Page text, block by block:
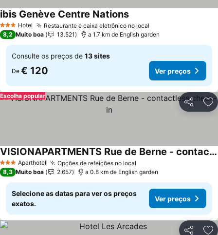
3 EstrelasHotel Restaurante e caixa eletrônico no local
ibis Genève Centre NationsVer preços
8,2 Muito boa 13.521 a 1.7 km de English garden
Consulte os preços de 13 sites
De € 120 Ver preços
Partilhar
Escolha popular
3 EstrelasAparthotel Opções de refeições no local
VISIONAPARTMENTS Rue de Berne - contactless check-in
Ver preços
8,3 Muito boa 2.657 a 0.8 km de English garden
Selecione as datas para ver os preços
exatos.
Ver preços